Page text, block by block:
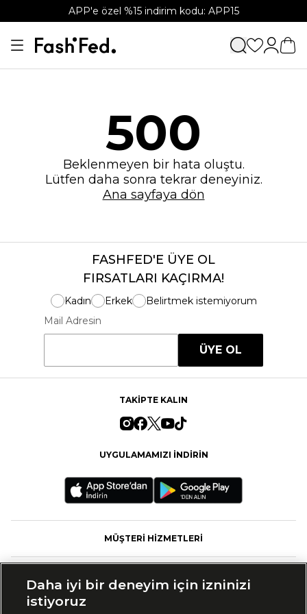
APP'e özel %15 indirim kodu: APP15
500
Beklenmeyen bir hata oluştu.
Lütfen daha sonra tekrar deneyiniz.
Ana sayfaya dön
FASHFED'E ÜYE OL
FIRSATLARI KAÇIRMA!
Kadın Erkek
Belirtmek istemiyorum
Mail Adresin
ÜYE OL
TAKİPTE KALIN
UYGULAMAMIZI İNDİRİN
MÜŞTERİ HİZMETLERİ
Daha iyi bir deneyim için izninizi
istiyoruz